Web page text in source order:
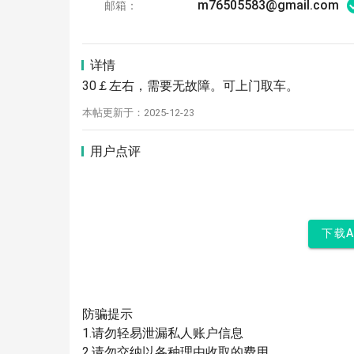
邮箱： m76505583@gmail.com
详情
30￡左右，需要无故障。可上门取车。
本帖更新于：2025-12-23
用户点评
下载
防骗提示
1.请勿轻易泄漏私人账户信息